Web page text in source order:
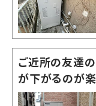
ご近所の友達
が下がるのが楽
ました。